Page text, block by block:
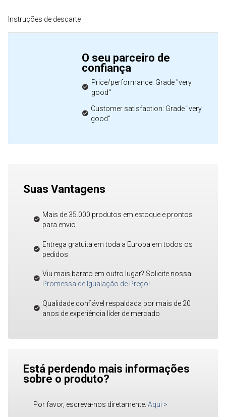
Instruções de descarte
O seu parceiro de
confiança
Price/performance: Grade "very
good"
Customer satisfaction: Grade "very
good"
Suas Vantagens
Mais de 35.000 produtos em estoque e prontos
para envio
Entrega gratuita em toda a Europa em todos os
pedidos
Viu mais barato em outro lugar? Solicite nossa
Promessa de Igualação de Preço!
Qualidade confiável respaldada por mais de 20
anos de experiência líder de mercado
Está perdendo mais informações
sobre o produto?
Por favor, escreva-nos diretamente. Aqui >